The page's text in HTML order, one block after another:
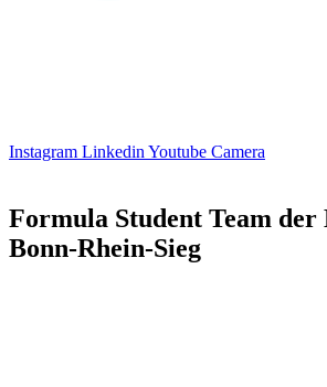
Instagram Linkedin Youtube Camera
Formula Student Team der
Bonn-Rhein-Sieg